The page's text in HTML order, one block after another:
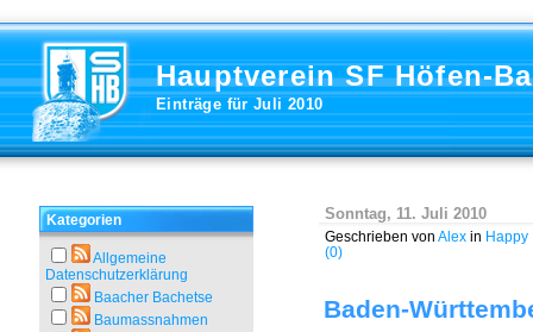
Hauptverein SF Höfen-
Einträge für Juli 2010
Kategorien
Allgemeine
Datenschutzerklärung
Baacher Bachetse
Baumassnahmen
Sonntag, 11. Juli 2010
Geschrieben von Alex in Happy
(0)
Baden-